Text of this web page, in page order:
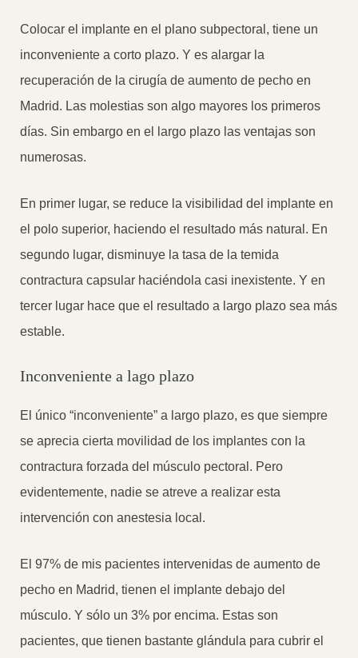
Colocar el implante en el plano subpectoral, tiene un
inconveniente a corto plazo. Y es alargar la
recuperación de la cirugía de aumento de pecho en
Madrid. Las molestias son algo mayores los primeros
días. Sin embargo en el largo plazo las ventajas son
numerosas.
En primer lugar, se reduce la visibilidad del implante en
el polo superior, haciendo el resultado más natural. En
segundo lugar, disminuye la tasa de la temida
contractura capsular haciéndola casi inexistente. Y en
tercer lugar hace que el resultado a largo plazo sea más
estable.
Inconveniente a lago plazo
El único “inconveniente” a largo plazo, es que siempre
se aprecia cierta movilidad de los implantes con la
contractura forzada del músculo pectoral. Pero
evidentemente, nadie se atreve a realizar esta
intervención con anestesia local.
El 97% de mis pacientes intervenidas de aumento de
pecho en Madrid, tienen el implante debajo del
músculo. Y sólo un 3% por encima. Estas son
pacientes, que tienen bastante glándula para cubrir el